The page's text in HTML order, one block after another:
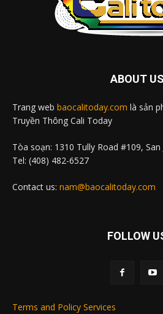
ABOUT US
Trang web baocalitoday.com là sản
Truyền Thông Cali Today
Tòa soạn: 1310 Tully Road #109, San
Tel: (408) 482-6527
Contact us: nam@baocalitoday.com
FOLLOW
Terms and Policy Services